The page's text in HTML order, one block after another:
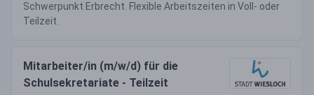
Schwerpunkt Erbrecht. Flexible Arbeitszeiten in Voll- oder
Teilzeit.
Mitarbeiter/in (m/w/d) für die
Schulsekretariate - Teilzeit